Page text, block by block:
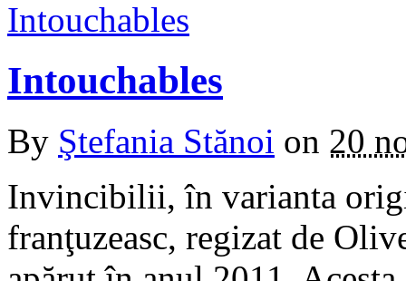
Intouchables
By Ştefania Stănoi on 20
Invincibilii, în varianta
franţuzeasc, regizat de